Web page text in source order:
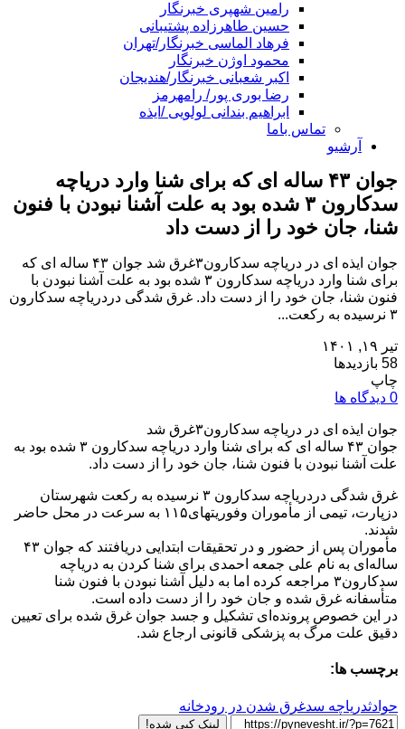
رامین شهپری خبرنگار
حسین طاهرزاده پشتیبانی
فرهاد الماسی خبرنگار/تهران
محمود اوژن خبرنگار
اکبر شعبانی خبرنگار/هندیجان
رضا بوری پور/ رامهرمز
ابراهیم بندانی لولویی /ایذه
تماس باما
آرشیو
جوان ۴۳ ساله ای که برای شنا وارد دریاچه
سدکارون ۳ شده بود به علت آشنا نبودن با فنون
شنا، جان خود را از دست داد
جوان ایذه ای در دریاچه سدکارون۳غرق شد جوان ۴۳ ساله ای که
برای شنا وارد دریاچه سدکارون ۳ شده بود به علت آشنا نبودن با
فنون شنا، جان خود را از دست داد. غرق شدگی دردریاچه سدکارون
۳ نرسیده به رکعت...
تیر ۱۹, ۱۴۰۱
58 بازدیدها
چاپ
0 دیدگاه ها
جوان ایذه ای در دریاچه سدکارون۳غرق شد
جوان ۴۳ ساله ای که برای شنا وارد دریاچه سدکارون ۳ شده بود به
علت آشنا نبودن با فنون شنا، جان خود را از دست داد.
غرق شدگی دردریاچه سدکارون ۳ نرسیده به رکعت شهرستان
دزپارت، تیمی از مأموران وفوریتهای۱۱۵ به سرعت در محل حاضر
شدند.
مأموران پس از حضور و در تحقیقات ابتدایی دریافتند که جوان ۴۳
ساله‌ای به نام علی جمعه احمدی برای شنا کردن به دریاچه
سدکارون۳ مراجعه کرده اما به دلیل آشنا نبودن با فنون شنا
متأسفانه غرق شده و جان خود را از دست داده است.
در این خصوص پرونده‌ای تشکیل و جسد جوان غرق شده برای تعیین
دقیق علت مرگ به پزشکی قانونی ارجاع شد.
برچسب ها:
حوادثدریاچه سدغرق شدن در رودخانه
لینک کپی شده!